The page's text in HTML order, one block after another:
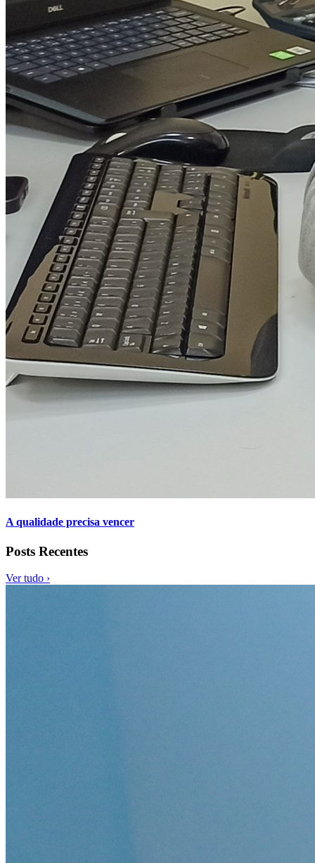
A qualidade precisa vencer
Posts Recentes
Ver tudo ›